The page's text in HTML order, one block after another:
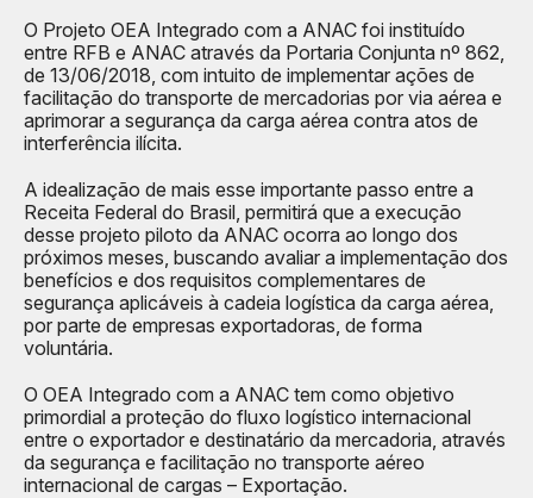
O Projeto OEA Integrado com a ANAC foi instituído
entre RFB e ANAC através da Portaria Conjunta nº 862,
de 13/06/2018, com intuito de implementar ações de
facilitação do transporte de mercadorias por via aérea e
aprimorar a segurança da carga aérea contra atos de
interferência ilícita.
A idealização de mais esse importante passo entre a
Receita Federal do Brasil, permitirá que a execução
desse projeto piloto da ANAC ocorra ao longo dos
próximos meses, buscando avaliar a implementação dos
benefícios e dos requisitos complementares de
segurança aplicáveis à cadeia logística da carga aérea,
por parte de empresas exportadoras, de forma
voluntária.
O OEA Integrado com a ANAC tem como objetivo
primordial a proteção do fluxo logístico internacional
entre o exportador e destinatário da mercadoria, através
da segurança e facilitação no transporte aéreo
internacional de cargas – Exportação.